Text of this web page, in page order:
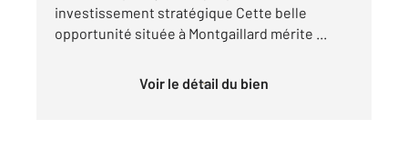
investissement stratégique Cette belle
opportunité située à Montgaillard mérite ...
Voir le détail du bien